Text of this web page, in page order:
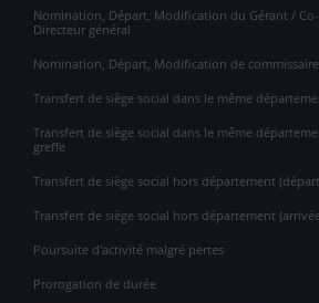
Nomination, Départ, Modification du Gérant /
Directeur général
Nomination, Départ, Modification de
Transfert de siège social dans le même
Transfert de siège social dans le même
greffe
Transfert de siège social hors département
Transfert de siège social hors département
Poursuite d'activité malgré pertes
Prorogation de durée